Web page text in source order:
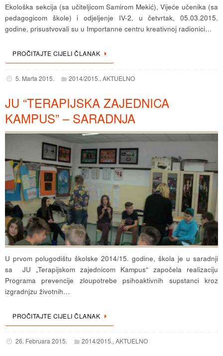
Ekološka sekcija (sa učiteljicom Samirom Mekić), Vijeće učenika (sa
pedagogicom škole) i odjeljenje IV-2, u četvrtak, 05.03.2015.
godine, prisustvovali su u Importanne centru kreativnoj radionici…
PROČITAJTE CIJELI ČLANAK
5. Marta 2015. 2014/2015.,AKTUELNO
JU “TERAPIJSKA ZAJEDNICA
KAMPUS” – SARADNJA
U prvom polugodištu školske 2014/15. godine, škola je u saradnji
sa JU „Terapijskom zajednicom Kampus“ započela realizaciju
Programa prevencije zloupotrebe psihoaktivnih supstanci kroz
izgradnjzu životnih…
PROČITAJTE CIJELI ČLANAK
26. Februara 2015. 2014/2015.,AKTUELNO